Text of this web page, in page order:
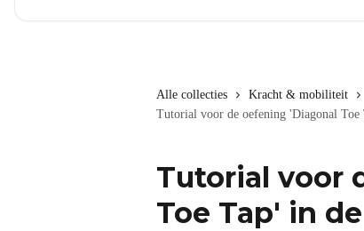
Alle collecties Kracht & mobiliteit
Tutorial voor de oefening 'Diagonal Toe
Tutorial voor
Toe Tap' in